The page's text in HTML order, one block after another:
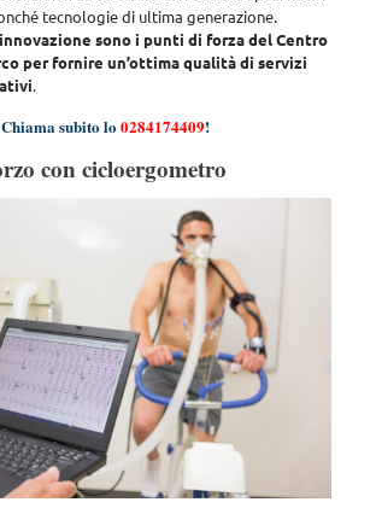
tecnologie di ultima generazione.
sono i punti di forza del Centro
per fornire un’ottima qualità di servizi
.
Chiama subito lo0284174409!
con cicloergometro